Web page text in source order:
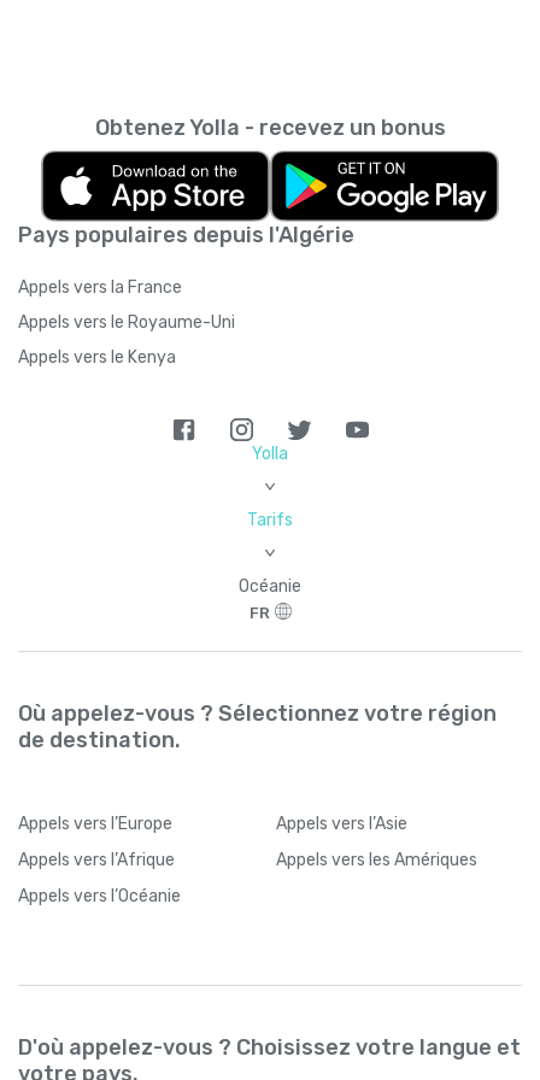
Pays populaires depuis l'Algérie
Appels vers la France
Appels vers le Royaume-Uni
Appels vers le Kenya
Obtenez Yolla - recevez un bonus
Yolla
>
Tarifs
>
Océanie
FR
Où appelez-vous ? Sélectionnez votre région
de destination.
Appels vers l’Europe Appels vers l’Asie
Appels vers l’Afrique Appels vers les Amériques
Appels vers l’Océanie
D'où appelez-vous ? Choisissez votre langue et
votre pays.